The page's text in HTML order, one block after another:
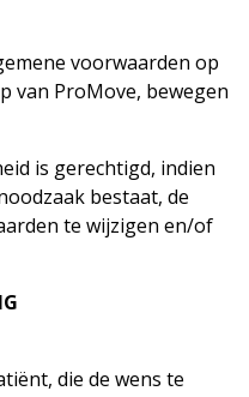
voorwaarden op
van ProMove, bewegen
is gerechtigd, indien
bestaat, de
te wijzigen en/of
die de wens te